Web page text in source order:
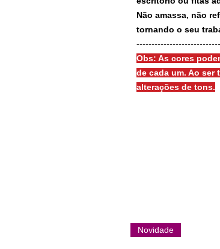
Não amassa, não
tornando o seu
Obs: As cores
de cada um. Ao ser
alterações de tons.
Novidade